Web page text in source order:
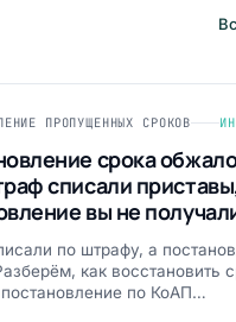
ПРОПУЩЕННЫХ СРОКОВ
срока
списали
вы не
по штрафу, а
как восстановить
по КоАП…